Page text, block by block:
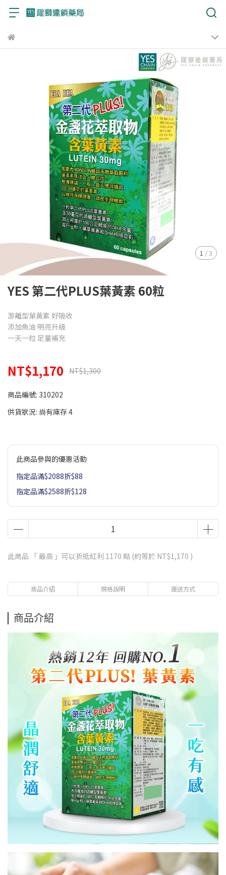
1 /3
YES 第二代PLUS葉黃素 60粒
游離型葉黃素 好吸收
添加魚油 明亮升級
一天一粒 足量補充
NT$1,170 NT$1,300
商品編號: 310202
供貨狀況: 尚有庫存 4
此商品參與的優惠活動
指定品滿$2088折$88
指定品滿$2588折$128
此商品 「 最高 」可以折抵紅利 1170 點 (約等於 NT$1,170 )
商品介紹 規格說明 運送方式
商品介紹